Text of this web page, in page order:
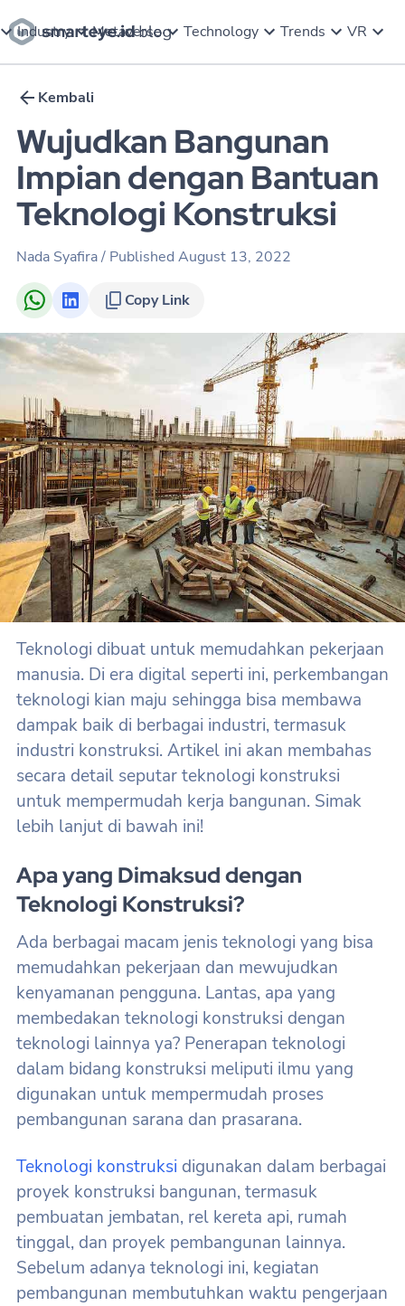
Industry Metaverse Technology Trends VR
Kembali
Wujudkan Bangunan
Impian dengan Bantuan
Teknologi Konstruksi
Nada Syafira/ Published August 13, 2022
Copy Link
Teknologi dibuat untuk memudahkan pekerjaan
manusia. Di era digital seperti ini, perkembangan
teknologi kian maju sehingga bisa membawa
dampak baik di berbagai industri, termasuk
industri konstruksi. Artikel ini akan membahas
secara detail seputar teknologi konstruksi
untuk mempermudah kerja bangunan. Simak
lebih lanjut di bawah ini!
Apa yang Dimaksud dengan
Teknologi Konstruksi?
Ada berbagai macam jenis teknologi yang bisa
memudahkan pekerjaan dan mewujudkan
kenyamanan pengguna. Lantas, apa yang
membedakan teknologi konstruksi dengan
teknologi lainnya ya? Penerapan teknologi
dalam bidang konstruksi meliputi ilmu yang
digunakan untuk mempermudah proses
pembangunan sarana dan prasarana.
Teknologi konstruksi digunakan dalam berbagai
proyek konstruksi bangunan, termasuk
pembuatan jembatan, rel kereta api, rumah
tinggal, dan proyek pembangunan lainnya.
Sebelum adanya teknologi ini, kegiatan
pembangunan membutuhkan waktu pengerjaan